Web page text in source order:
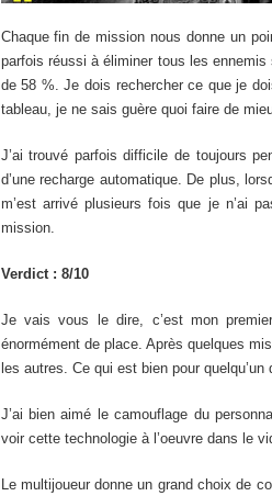
Chaque fin de mission nous donne un
parfois réussi à éliminer tous les ennemis
de 58 %. Je dois rechercher ce que je
tableau, je ne sais guère quoi faire de
J’ai trouvé parfois difficile de toujours
d’une recharge automatique. De plus,
m’est arrivé plusieurs fois que je n’ai
mission.
Verdict : 8/10
Je vais vous le dire, c’est mon
énormément de place. Après quelques
les autres. Ce qui est bien pour
J’ai bien aimé le camouflage du
voir cette technologie à l’oeuvre dans le
Le multijoueur donne un grand choix de